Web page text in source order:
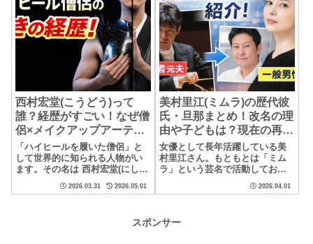
西村宏堂(こうどう)って
誰？経歴がすごい！なぜ僧
侶×メイクアップアーティ
スト×LGBTQ活動家？プロ
フィール解説
「ハイヒールを履いた僧侶」と
して世界的に知られる人物がい
ます。その名は 西村宏堂(にしむ
ら こうどう)さん。僧侶でありな
がらメイクアップアーティスト
2026.03.31 2026.05.01
美村里江(ミムラ)の歴代彼
氏・旦那まとめ！改名の理
由や子どもは？現在の再婚
生活も紹介
女優として長年活躍している美
村里江さん。もともとは「ミム
ラ」という芸名で活動してお
り、ドラマや映画で透明感のあ
る演技が印象的な女優です。そ
2026.04.01
スポンサー